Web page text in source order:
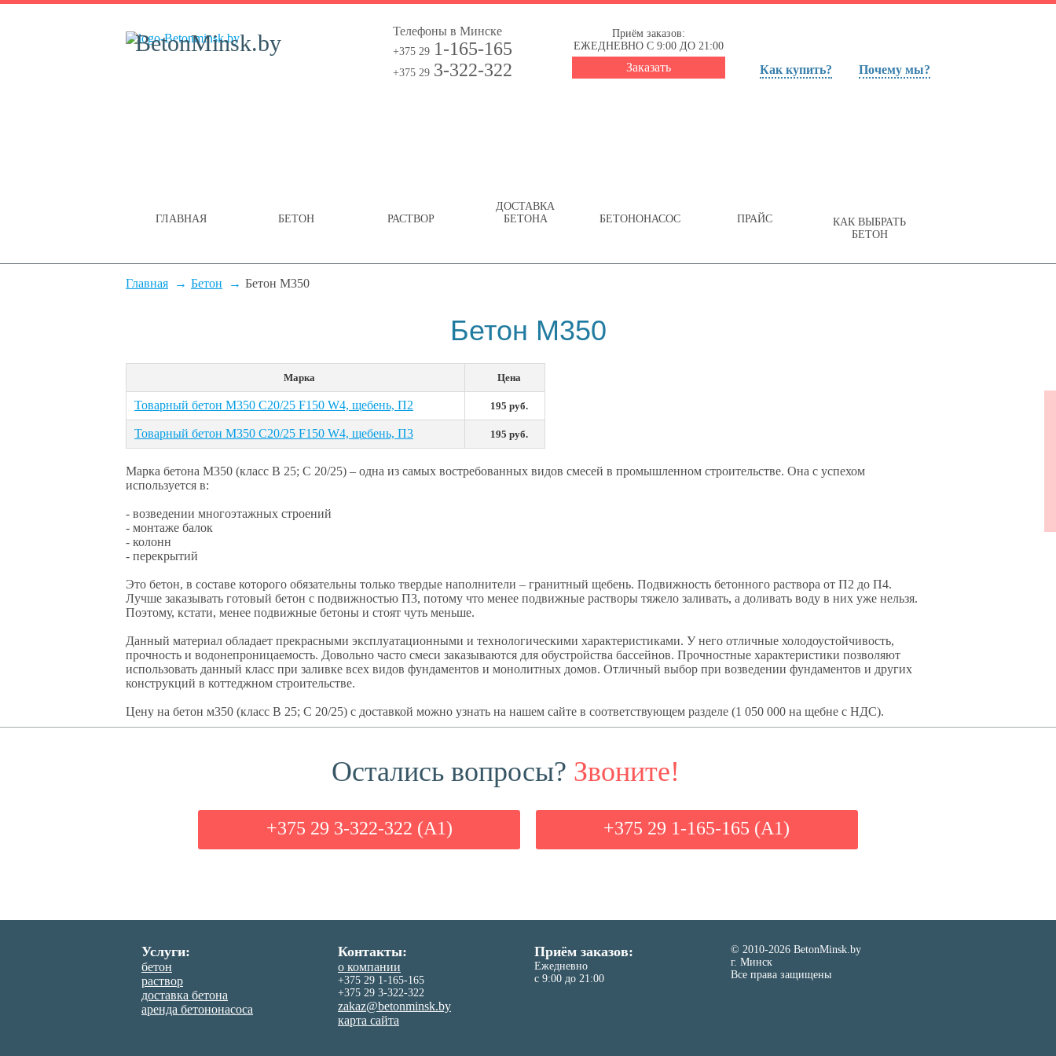
BetonMinsk.by Телефоны в Минске
+375 29 1-165-165
+375 29 3-322-322
Приём заказов:
ЕЖЕДНЕВНО С 9:00 ДО 21:00
Заказать Как купить? Почему мы?
ГЛАВНАЯ БЕТОН РАСТВОР
ДОСТАВКА
БЕТОНА
БЕТОНОНАСОС ПРАЙС
КАК ВЫБРАТЬ
БЕТОН
Главная Бетон Бетон М350
Бетон М350
Марка Цена
Товарный бетон М350 С20/25 F150 W4, щебень, П2 195 руб.
Товарный бетон М350 С20/25 F150 W4, щебень, П3 195 руб.
Марка бетона М350 (класс В 25; С 20/25) – одна из самых востребованных видов смесей в промышленном строительстве. Она с успехом
используется в:
- возведении многоэтажных строений
- монтаже балок
- колонн
- перекрытий
Это бетон, в составе которого обязательны только твердые наполнители – гранитный щебень. Подвижность бетонного раствора от П2 до П4.
Лучше заказывать готовый бетон с подвижностью П3, потому что менее подвижные растворы тяжело заливать, а доливать воду в них уже нельзя.
Поэтому, кстати, менее подвижные бетоны и стоят чуть меньше.
Данный материал обладает прекрасными эксплуатационными и технологическими характеристиками. У него отличные холодоустойчивость,
прочность и водонепроницаемость. Довольно часто смеси заказываются для обустройства бассейнов. Прочностные характеристики позволяют
использовать данный класс при заливке всех видов фундаментов и монолитных домов. Отличный выбор при возведении фундаментов и других
конструкций в коттеджном строительстве.
Цену на бетон м350 (класс B 25; C 20/25) с доставкой можно узнать на нашем сайте в соответствующем разделе (1 050 000 на щебне с НДС).
Остались вопросы? Звоните!
+375 29 3-322-322 (А1) +375 29 1-165-165 (A1)
Услуги:
бетон
раствор
доставка бетона
аренда бетононасоса
Контакты:
о компании
+375 29 1-165-165
+375 29 3-322-322
zakaz@betonminsk.by
карта сайта
Приём заказов:
Ежедневно
с 9:00 до 21:00
© 2010-2026 BetonMinsk.by
г. Минск
Все права защищены